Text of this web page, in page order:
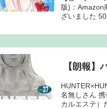
版)：Amazon
ざいました
【朗報】
名無しさん
カルエステ）